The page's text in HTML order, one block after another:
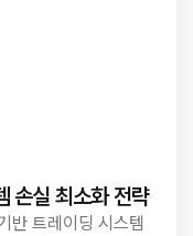
손실 최소화 전략
반 트레이딩 시스템